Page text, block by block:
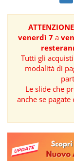
BOOK
RIVISTE
SOFTWARE
TEMATICHE
ATTENZIONE
venerdì 7a
Tutti gli
modalità di
Le slide che
anche se